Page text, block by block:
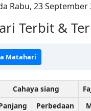
Rabu, 23 September
Terbit &
Matahari
Cahaya siang
Perbedaan